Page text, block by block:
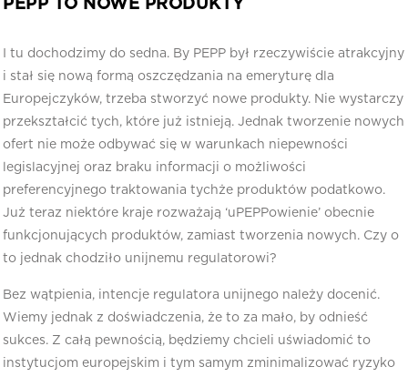
PEPP TO NOWE PRODUKTY
I tu dochodzimy do sedna. By PEPP był rzeczywiście atrakcyjny
i stał się nową formą oszczędzania na emeryturę dla
Europejczyków, trzeba stworzyć nowe produkty. Nie wystarczy
przekształcić tych, które już istnieją. Jednak tworzenie nowych
ofert nie może odbywać się w warunkach niepewności
legislacyjnej oraz braku informacji o możliwości
preferencyjnego traktowania tychże produktów podatkowo.
Już teraz niektóre kraje rozważają ‘uPEPPowienie’ obecnie
funkcjonujących produktów, zamiast tworzenia nowych. Czy o
to jednak chodziło unijnemu regulatorowi?
Bez wątpienia, intencje regulatora unijnego należy docenić.
Wiemy jednak z doświadczenia, że to za mało, by odnieść
sukces. Z całą pewnością, będziemy chcieli uświadomić to
instytucjom europejskim i tym samym zminimalizować ryzyko